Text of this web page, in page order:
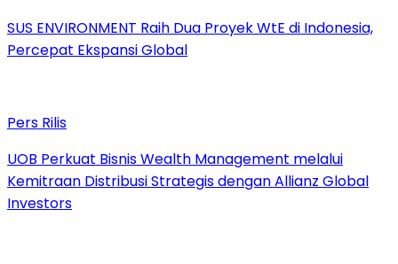
SUS ENVIRONMENT Raih Dua Proyek WtE di Indonesia,
Percepat Ekspansi Global
Pers Rilis
UOB Perkuat Bisnis Wealth Management melalui
Kemitraan Distribusi Strategis dengan Allianz Global
Investors